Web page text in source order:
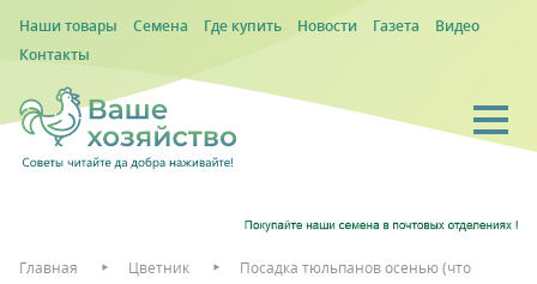
Наши товары Семена Где купить Новости Газета
Видео
Контакты
Главная Цветник
Посадка тюльпанов осенью (что